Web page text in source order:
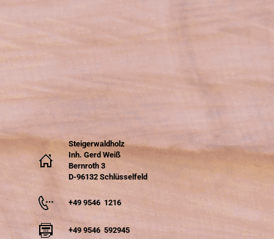
Steigerwaldholz
Inh. Gerd Weiß
Bernroth 3
D-96132 Schlüsselfeld
+49 9546 1216
+49 9546 592945